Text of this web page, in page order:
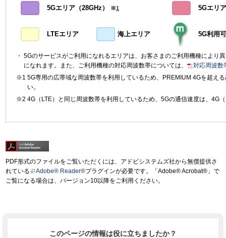
5Gエリア（28GHz） ※1 5Gエリ
LTEエリア 海上エリア 5G利用
5Gのサービスがご利用になれるエリアは、お客さまのご利用機種により
になれます。また、ご利用機種の対応周波数帯については、
対応周波数
5G専用の広帯域な周波数帯を利用しているため、PREMIUM 4Gを超え
い。
4G（LTE）と同じ周波数帯を利用しているため、5Gの通信速度は、4G
PDF形式のファイルをご覧いただくには、アドビシステムズ社から無償提供さ
れている
Adobe® Reader®プラグインが必要です。「Adobe® Acrobat®」で
ご覧になる場合は、バージョン10以降をご利用ください。
このページの情報は役に立ちましたか？